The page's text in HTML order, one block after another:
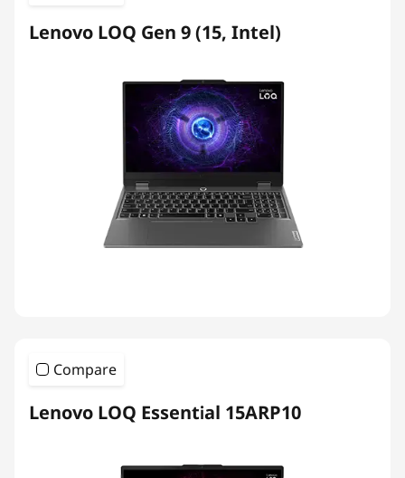
Lenovo LOQ Gen 9 (15, Intel)
Compare
Lenovo LOQ Essential 15ARP10